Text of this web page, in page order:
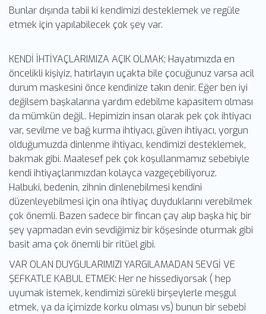
Bunlar dışında tabii ki kendimizi desteklemek ve regüle
etmek için yapılabilecek çok şey var.
KENDİ İHTİYAÇLARIMIZA AÇIK OLMAK; Hayatımızda en
öncelikli kişiyiz, hatırlayın uçakta bile çocuğunuz varsa acil
durum maskesini önce kendinize takın denir. Eğer ben iyi
değilsem başkalarına yardım edebilme kapasitem olması
da mümkün değil.. Hepimizin insan olarak pek çok ihtiyacı
var, sevilme ve bağ kurma ihtiyacı, güven ihtiyacı, yorgun
olduğumuzda dinlenme ihtiyacı, kendimizi desteklemek,
bakmak gibi. Maalesef pek çok koşullanmamız sebebiyle
kendi ihtiyaçlarımızdan kolayca vazgeçebiliyoruz.
Halbuki, bedenin, zihnin dinlenebilmesi kendini
düzenleyebilmesi için ona ihtiyaç duyduklarını verebilmek
çok önemli. Bazen sadece bir fincan çay alıp başka hiç bir
şey yapmadan evin sevdiğimiz bir köşesinde oturmak gibi
basit ama çok önemli bir ritüel gibi.
VAR OLAN DUYGULARIMIZI YARGILAMADAN SEVGİ VE
ŞEFKATLE KABUL ETMEK: Her ne hissediyorsak ( hep
uyumak istemek, kendimizi sürekli birşeylerle meşgul
etmek, ya da içimizde korku olması vs) bunun bir sebebi